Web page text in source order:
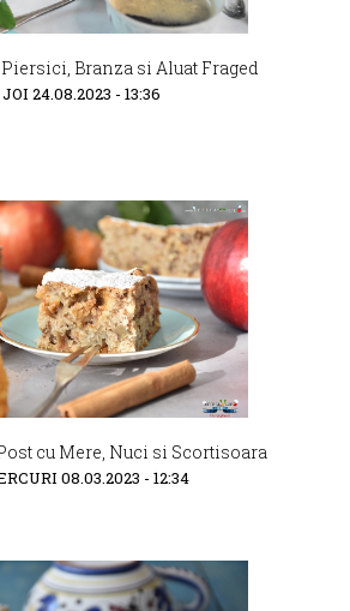
Branza si Aluat Fraged
JOI 24.08.2023 - 13:36
cu Mere, Nuci si Scortisoara
08.03.2023 - 12:34